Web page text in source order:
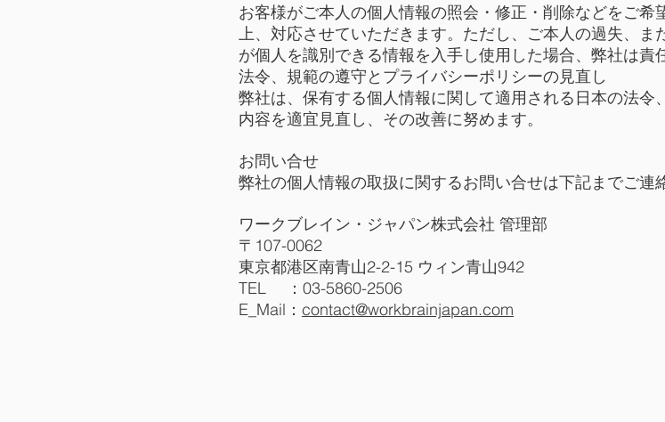
お客様がご本人の個人情報の照会・修正・削除などをご
上、対応させていただきます。ただし、ご本人の過失、
が個人を識別できる情報を入手し使用した場合、弊社は責
法令、規範の遵守とプライバシーポリシーの見直し
弊社は、保有する個人情報に関して適用される日本の法
内容を適宜見直し、その改善に努めます。
お問い合せ
弊社の個人情報の取扱に関するお問い合せは下記までご連
ワークブレイン・ジャパン株式会社 管理部
〒107-0062
東京都港区南青山2-2-15 ウィン青山942
TEL ：03-5860-2506
E_Mail： contact@workbrainjapan.com